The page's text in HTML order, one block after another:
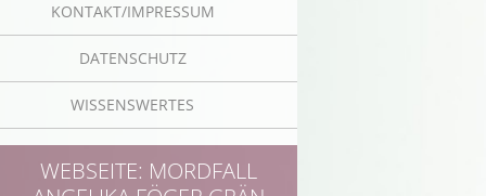
KONTAKT/IMPRESSUM
DATENSCHUTZ
WISSENSWERTES
WEBSEITE: MORDFALL